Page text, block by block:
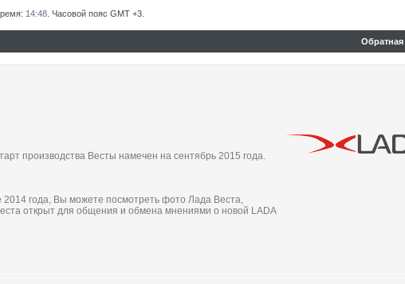
14:48 . Часовой пояс GMT +3.
Обратная
производства Весты намечен на сентябрь 2015 года.
2014 года, Вы можете посмотреть фото Лада Веста,
открыт для общения и обмена мнениями о новой LADA